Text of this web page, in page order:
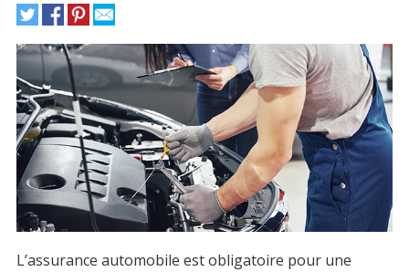
L’assurance automobile est obligatoire pour une